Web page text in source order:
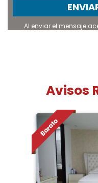
Al enviar el mensaje
Avisos